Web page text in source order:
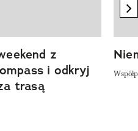
z
i odkryj
trasą